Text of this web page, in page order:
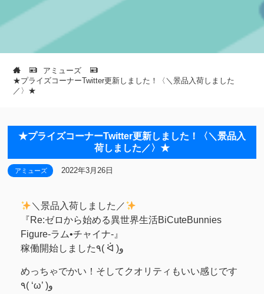
アミューズ
★プライズコーナーTwitter更新しました！〈＼景品入荷しました
／〉★
★プライズコーナーTwitter更新しました！〈＼景品入
荷しました／〉★
アミューズ 2022年3月26日
＼景品入荷しました／
『Re:ゼロから始める異世界生活BiCuteBunnies
Figure-ラム•チャイナ-』
稼働開始しました٩( ᐛ )و
めっちゃでかい！そしてクオリティもいい感じです
٩( ‘ω’ )و